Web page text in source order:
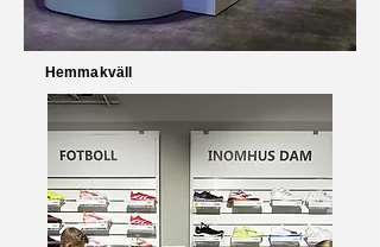
Hemmakväll